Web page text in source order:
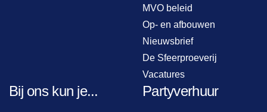
MVO beleid
Op- en afbouwen
Nieuwsbrief
De Sfeerproeverij
Vacatures
Bij ons kun je... Partyverhuur